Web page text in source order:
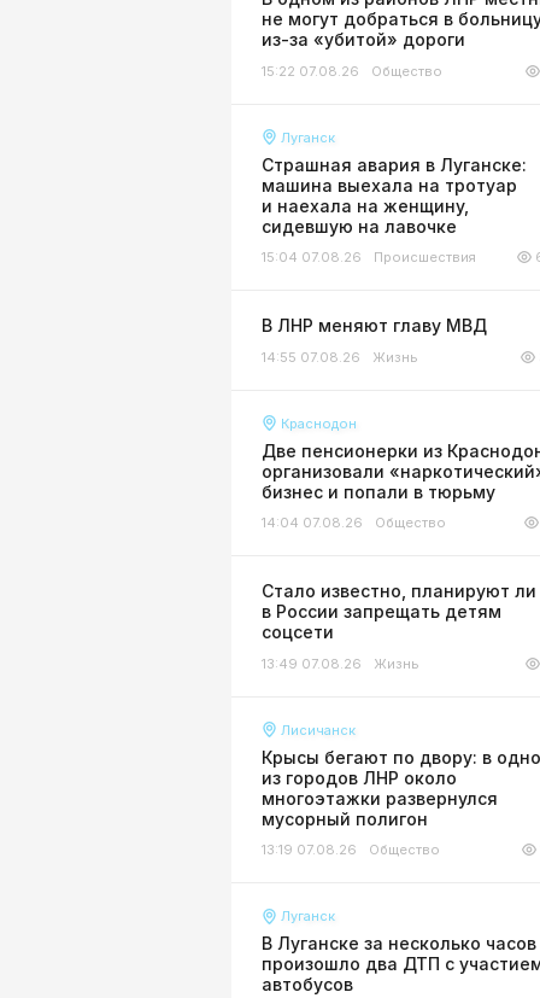
не могут добраться в
из-за «убитой» дороги
15:22 07.08.26 Общество
Луганск
Страшная авария в Луганске:
машина выехала на тротуар
и наехала на женщину,
сидевшую на лавочке
15:04 07.08.26 Происшествия
В ЛНР меняют главу МВД
14:55 07.08.26 Жизнь
Краснодон
Две пенсионерки из
организовали
бизнес и попали в тюрьму
14:04 07.08.26 Общество
Стало известно, планируют ли
в России запрещать детям
соцсети
13:49 07.08.26 Жизнь
Лисичанск
Крысы бегают по двору: в
из городов ЛНР около
многоэтажки развернулся
мусорный полигон
13:19 07.08.26 Общество
Луганск
В Луганске за несколько часов
произошло два ДТП с
автобусов